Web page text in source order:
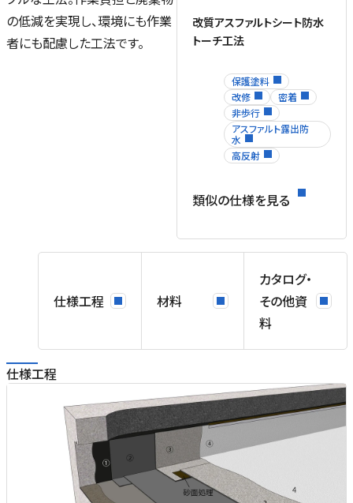
の低減を実現し、環境にも作業
者にも配慮した工法です。
改質アスファルトシート防水
トーチ工法
保護塗料
改修
密着
非歩行
アスファルト露出防
水
高反射
類似の仕様を見る
仕様工程 材料
カタログ・
その他資
料
仕様工程